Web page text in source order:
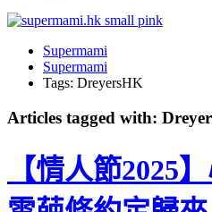
Supermami
Supermami
Tags: DreyersHK
Articles tagged with:
【情人節2025